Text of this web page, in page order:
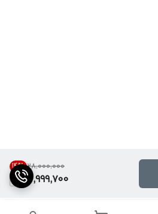
۲۸٬۰۰۰٬۰۰۰ 14%
23,999,700